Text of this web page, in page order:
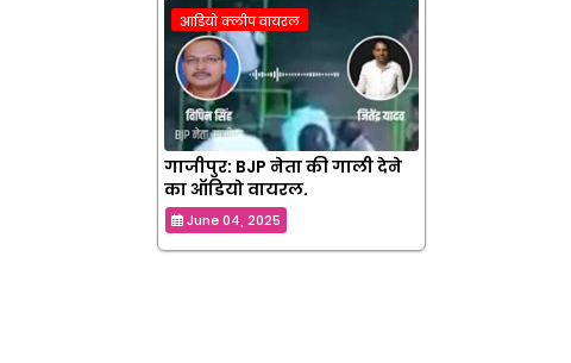
आडियो क्लीप वायरल
गाजीपुर: BJP नेता की गाली देने
का ऑडियो वायरल.
June 04, 2025